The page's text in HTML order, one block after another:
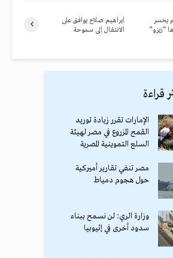
إبراهيم صلاح يوافق على
الانتقال إلى سموحة
يخسر
“زيزو”
قراءة
الإمارات تقرر زيادة توريد
القمح المزروع في مصر لهيئة
السلع التموينية المصرية
مصر تنفي تقارير أميركية
حول هجوم دمياط
وزارة الري: لن نسمح ببناء
سدود أخرى في إثيوبيا